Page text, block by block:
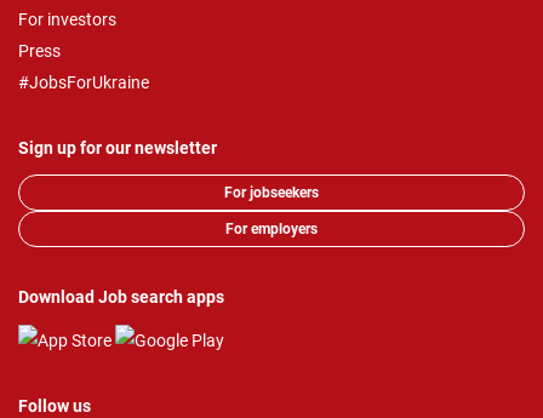
For investors
Press
#JobsForUkraine
Sign up for our newsletter
For jobseekers
For employers
Download Job search apps
Follow us